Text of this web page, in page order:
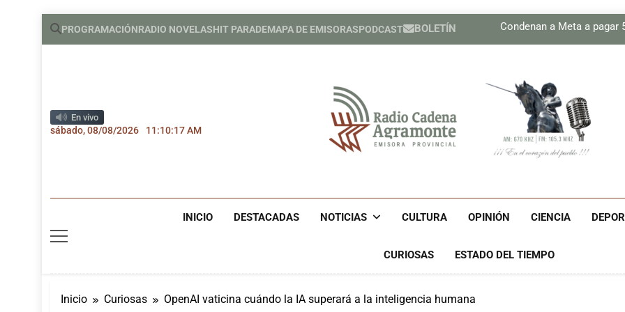
Saltar
PROGRAMACIÓNRADIO NOVELASHIT PARADEMAPA DE EMISORASPODCAST BOLETÍN
Condenan a Meta a pagar
Prensa de EEUU divulga
Condenan a Meta a pagar
Prensa de EEUU
Díaz-Canel asiste al
En vivo
sábado, 08/08/2026 11:10:18 AM
Radio Cadena
INICIO DESTACADAS NOTICIAS CULTURA OPINIÓN CIENCIA
CURIOSAS ESTADO DEL TIEMPO
Inicio Curiosas OpenAI vaticina cuándo la IA superará a la inteligencia humana